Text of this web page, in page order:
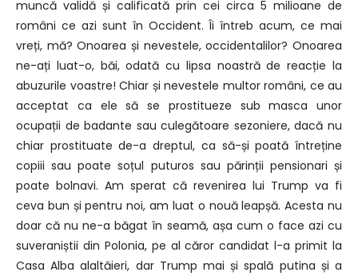
muncă validă și calificată prin cei circa 5 milioane de
români ce azi sunt în Occident. Îi întreb acum, ce mai
vreți, mă? Onoarea și nevestele, occidentalilor? Onoarea
ne-ați luat-o, băi, odată cu lipsa noastră de reacție la
abuzurile voastre! Chiar și nevestele multor români, ce au
acceptat ca ele să se prostitueze sub masca unor
ocupații de badante sau culegătoare sezoniere,dacă nu
chiar prostituate de-a dreptul, ca să-și poată întreține
copiii sau poate soțul puturos sau părinții pensionari și
poate bolnavi. Am sperat că revenirea lui Trump va fi
ceva bun și pentru noi, am luat o nouă leapșă. Acesta nu
doar că nu ne-a băgat în seamă, așa cum o face azi cu
suveraniștii din Polonia, pe al căror candidat l-a primit la
Casa Alba alaltăieri, dar Trump mai și spală putina și a